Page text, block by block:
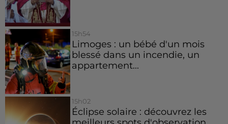
15h54
Limoges : un bébé d'un mois
blessé dans un incendie, un
appartement...
15h02
Éclipse solaire : découvrez les